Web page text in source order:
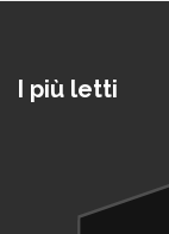
I più letti